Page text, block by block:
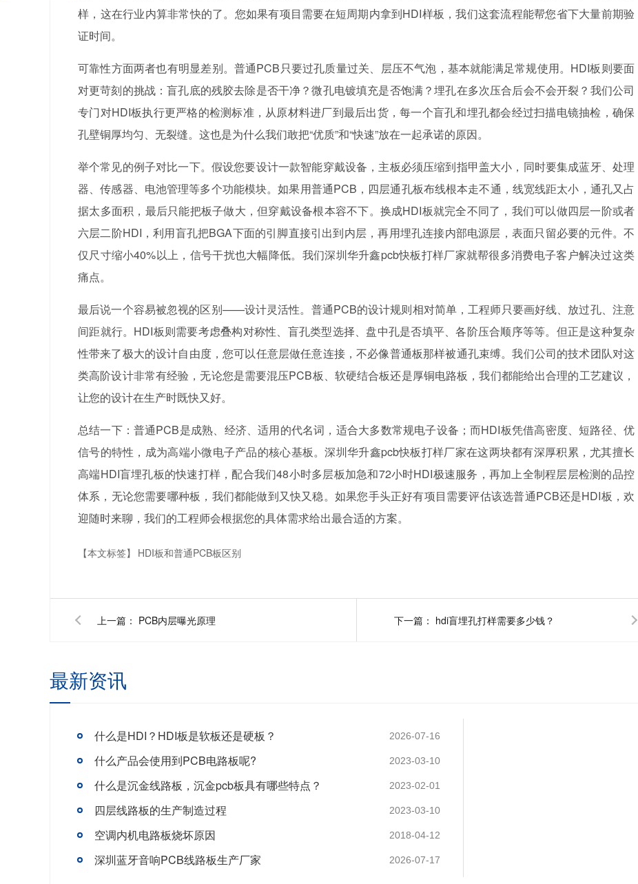
样，这在行业内算非常快的了。您如果有项目需要在短周期内拿到HDI样板，我们这套流程能帮您省下大量前期验
证时间。
可靠性方面两者也有明显差别。普通PCB只要过孔质量过关、层压不气泡，基本就能满足常规使用。HDI板则要面
对更苛刻的挑战：盲孔底的残胶去除是否干净？微孔电镀填充是否饱满？埋孔在多次压合后会不会开裂？我们公司
专门对HDI板执行更严格的检测标准，从原材料进厂到最后出货，每一个盲孔和埋孔都会经过扫描电镜抽检，确保
孔壁铜厚均匀、无裂缝。这也是为什么我们敢把“优质”和“快速”放在一起承诺的原因。
举个常见的例子对比一下。假设您要设计一款智能穿戴设备，主板必须压缩到指甲盖大小，同时要集成蓝牙、处理
器、传感器、电池管理等多个功能模块。如果用普通PCB，四层通孔板布线根本走不通，线宽线距太小，通孔又占
据太多面积，最后只能把板子做大，但穿戴设备根本容不下。换成HDI板就完全不同了，我们可以做四层一阶或者
六层二阶HDI，利用盲孔把BGA下面的引脚直接引出到内层，再用埋孔连接内部电源层，表面只留必要的元件。不
仅尺寸缩小40%以上，信号干扰也大幅降低。我们深圳华升鑫pcb快板打样厂家就帮很多消费电子客户解决过这类
痛点。
最后说一个容易被忽视的区别——设计灵活性。普通PCB的设计规则相对简单，工程师只要画好线、放过孔、注意
间距就行。HDI板则需要考虑叠构对称性、盲孔类型选择、盘中孔是否填平、各阶压合顺序等等。但正是这种复杂
性带来了极大的设计自由度，您可以任意层做任意连接，不必像普通板那样被通孔束缚。我们公司的技术团队对这
类高阶设计非常有经验，无论您是需要混压PCB板、软硬结合板还是厚铜电路板，我们都能给出合理的工艺建议，
让您的设计在生产时既快又好。
总结一下：普通PCB是成熟、经济、适用的代名词，适合大多数常规电子设备；而HDI板凭借高密度、短路径、优
信号的特性，成为高端小微电子产品的核心基板。深圳华升鑫pcb快板打样厂家在这两块都有深厚积累，尤其擅长
高端HDI盲埋孔板的快速打样，配合我们48小时多层板加急和72小时HDI极速服务，再加上全制程层层检测的品控
体系，无论您需要哪种板，我们都能做到又快又稳。如果您手头正好有项目需要评估该选普通PCB还是HDI板，欢
迎随时来聊，我们的工程师会根据您的具体需求给出最合适的方案。
【本文标签】 HDI板和普通PCB板区别
上一篇： PCB内层曝光原理 下一篇： hdi盲埋孔打样需要多少钱？
最新资讯
什么是HDI？HDI板是软板还是硬板？ 2026-07-16
什么产品会使用到PCB电路板呢? 2023-03-10
什么是沉金线路板，沉金pcb板具有哪些特点？ 2023-02-01
四层线路板的生产制造过程 2023-03-10
空调内机电路板烧坏原因 2018-04-12
深圳蓝牙音响PCB线路板生产厂家 2026-07-17